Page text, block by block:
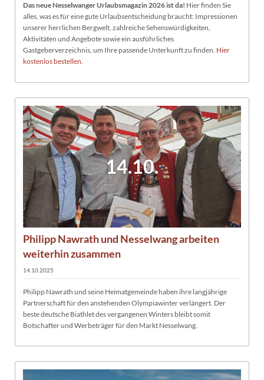
Das neue Nesselwanger Urlaubsmagazin 2026 ist da! Hier finden Sie
alles, was es für eine gute Urlaubsentscheidung braucht: Impressionen
unserer herrlichen Bergwelt, zahlreiche Sehenswürdigkeiten,
Aktivitäten und Angebote sowie ein ausführliches
Gastgeberverzeichnis, um Ihre passende Unterkunft zu finden. Hier
kostenlos bestellen.
14.10.
Philipp Nawrath und Nesselwang arbeiten
weiterhin zusammen
14.10.2025
Philipp Nawrath und seine Heimatgemeinde haben ihre langjährige
Partnerschaft für den anstehenden Olympiawinter verlängert. Der
beste deutsche Biathlet des vergangenen Winters bleibt somit
Botschafter und Werbeträger für den Markt Nesselwang.